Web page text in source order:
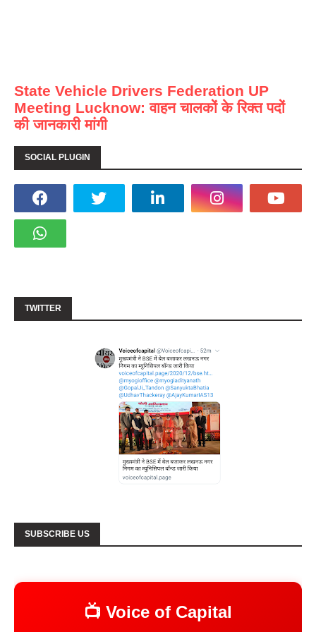
State Vehicle Drivers Federation UP
Meeting Lucknow: वाहन चालकों के रिक्त पदों
की जानकारी मांगी
SOCIAL PLUGIN
TWITTER
SUBSCRIBE US
📺 Voice of Capital